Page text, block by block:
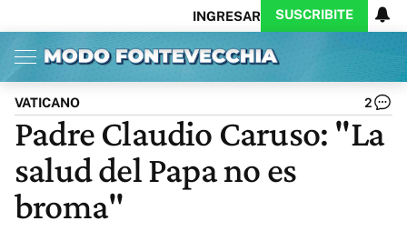
INGRESAR SUSCRIBITE
Inicio Ahora
Opinión
Política
Ciencia
Cultura
Arte
Educación
Internacional
Clima
CARAS
Exitoina
Turismo
Videos
Actualidad
VATICANO 2
Padre Claudio Caruso: "La
salud del Papa no es
broma"